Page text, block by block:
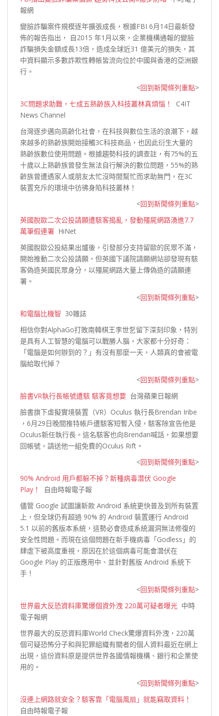
報網
變臉詐騙案件規模逐年擴張成長，根據FBI 6月14日最新發
佈的報告指出， 自2015 年1月以來，企業機構通報的變臉
詐騙損失金額成長13倍，造成全球近31 億美元的損失，其
中資料顯示多數詐欺性轉帳皆流向位於中國與香港的亞洲銀
行。
<回到新聞條列重點>
3C問題求助難，七成五熟齡族入科技叢林真煩惱！
C4IT
News Channel
台灣逐步邁向高齡化社會，在科技與數位生活的浪潮下，越
來越多的熟齡族開始接觸3C科技商品，也因此衍生大量的
熟齡族數位使用問題。根據趨勢科技的調查註，有75%的五
十歲以上熟齡族曾發生無法自行解決的數位問題，55%的熟
齡族曾遭遇家人或朋友太忙沒時間幫忙而求助無門，在3C
裝置充斥的環境中彷彿身陷科技叢林！
<回到新聞條列重點>
英國脫歐二次公投請願遭駭客搗亂，發動殭屍網路湧進7.7
萬筆假連署 HiNet
英國脫歐公投結果出爐後，引發部分支持留歐的民眾不滿，
開始推動二次公投請願，但英國下議院請願網站卻發現有駭
客偽造英國民眾身分，以殭屍網路大量上傳偽造的請願連
署。
<回到新聞條列重點>
和電腦比機智 30雜誌
相信你對AlphaGo打敗南韓棋王李世乭留下深刻印象，特別
是具有人工智慧的電腦可以戰勝人腦，大家都十分好奇：
「電腦是如何辦到的？」有沒有那麼一天，人類真的會被電
腦給取代掉？
<回到新聞條列重點>
臉書VR執行長帳號遭駭 駭客竟想要 台灣蘋果日報網
臉書旗下虛擬實境裝置（VR）Oculus 執行長Brendan Iribe
，6月29日晚間推特帳戶遭駭客短暫入侵，駭客除宣告他是
Oculus新任執行長。這名駭客也向Brendan喊話，如果想要
回帳號，請送他一組免費的Oculus Rift。
<回到新聞條列重點>
90% Android 用戶都躲不掉？新種病毒潛伏 Google
Play！
自由時報電子報
儘管 Google 試圖讓新款 Android 系統更快普及到所有裝置
上，但全球仍有超過 90% 的 Android 裝置運行 Android
5.1 以前的舊版本系統，這勢必會造成系統漏洞無法修復的
安全性問題。而現在這個問題在新手機病毒「Godless」的
肆虐下被高度重視，原因在於這個病毒可能會潛伏在
Google Play 的正版應用中、並針對舊版 Android 系統下
手！
<回到新聞條列重點>
世界最大反恐資料庫驚爆個資外洩 220萬可疑者曝光 中時
電子報網
世界最大的反恐資料庫World Check驚爆資料外洩，220萬
個可疑恐怖分子和與犯罪組織有關者的個人資料最近在網上
出現，這份資料原是提供世界各國情報機構、銀行和企業使
用的。
<回到新聞條列重點>
沒連上網路就安全？駭客靠「電腦風扇」就能竊取資料！
自由時報電子報